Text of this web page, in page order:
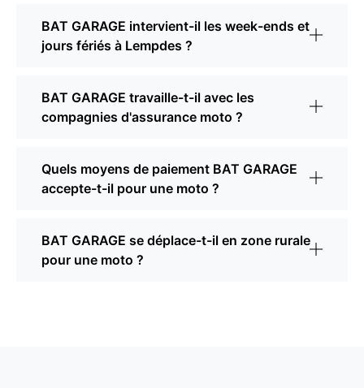
BAT GARAGE intervient-il les week-ends et
jours fériés à Lempdes ?
BAT GARAGE travaille-t-il avec les
compagnies d'assurance moto ?
Quels moyens de paiement BAT GARAGE
accepte-t-il pour une moto ?
BAT GARAGE se déplace-t-il en zone rurale
pour une moto ?